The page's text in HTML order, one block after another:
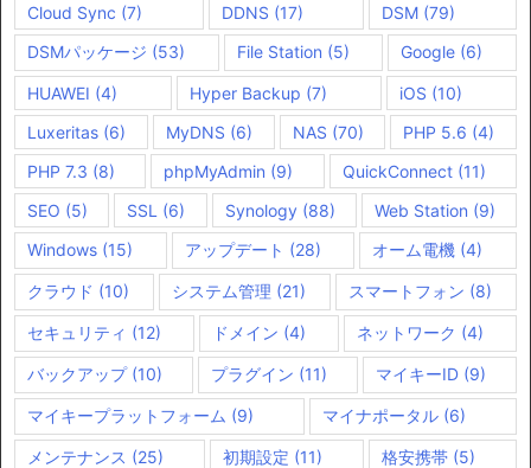
Cloud Sync (7) DDNS (17) DSM (79)
DSMパッケージ (53) File Station (5) Google (6)
HUAWEI (4) Hyper Backup (7) iOS (10)
Luxeritas (6) MyDNS (6) NAS (70) PHP 5.6 (4)
PHP 7.3 (8) phpMyAdmin (9) QuickConnect(11)
SEO (5) SSL (6) Synology (88) Web Station (9)
Windows (15) アップデート (28) オーム電機 (4)
クラウド (10) システム管理 (21) スマートフォン (8)
セキュリティ (12) ドメイン (4) ネットワーク (4)
バックアップ(10) プラグイン (11) マイキーID (9)
マイキープラットフォーム (9) マイナポータル (6)
メンテナンス (25) 初期設定 (11) 格安携帯 (5)